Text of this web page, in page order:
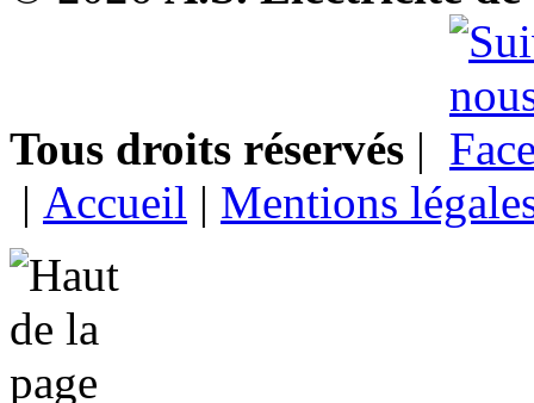
Tous droits réservés |
| Accueil | Mentions